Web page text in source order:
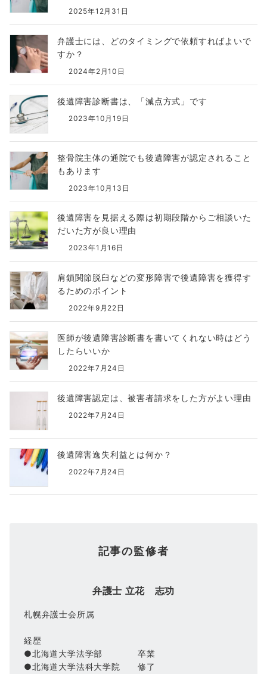
2025年12月31日
弁護士には、どのタイミングで依頼すればよいで
すか？
2024年2月10日
後遺障害診断書は、「減点方式」です
2023年10月19日
整骨院主体の通院でも後遺障害が認定されること
もあります
2023年10月13日
後遺障害を見据える際は初期段階からご相談いた
だいた方が良い理由
2023年1月16日
肩鎖関節脱臼などの変形障害で後遺障害を獲得す
るためのポイント
2022年9月22日
医師が後遺障害診断書を書いてくれない時はどう
したらいいか
2022年7月24日
後遺障害認定は、被害者請求をした方がよい理由
2022年7月24日
後遺障害逸失利益とは何か？
2022年7月24日
記事の監修者
弁護士 立花 志功
札幌弁護士会所属
経歴
●北海道大学法学部 卒業
●北海道大学法科大学院 修了